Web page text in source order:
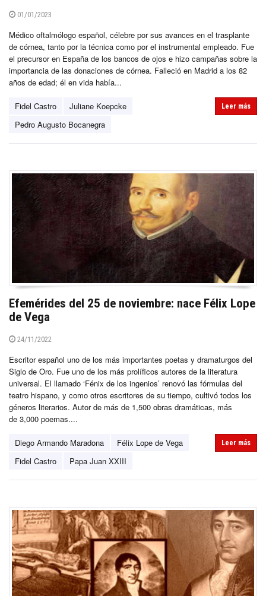
01/01/2023
Médico oftalmólogo español, célebre por sus avances en el trasplante
de córnea, tanto por la técnica como por el instrumental empleado. Fue
el precursor en España de los bancos de ojos e hizo campañas sobre la
importancia de las donaciones de córnea. Falleció en Madrid a los 82
años de edad; él en vida había...
Fidel Castro
Juliane Koepcke
Pedro Augusto Bocanegra
Leer más
Efemérides del 25 de noviembre: nace Félix Lope
de Vega
24/11/2022
Escritor español uno de los más importantes poetas y dramaturgos del
Siglo de Oro. Fue uno de los más prolíficos autores de la literatura
universal. El llamado ‘Fénix de los ingenios’ renovó las fórmulas del
teatro hispano, y como otros escritores de su tiempo, cultivó todos los
géneros literarios. Autor de más de 1,500 obras dramáticas, más
de 3,000 poemas....
Diego Armando Maradona
Félix Lope de Vega
Fidel Castro
Papa Juan XXIII
Leer más